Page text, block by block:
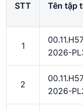
STT
Tên tập
1
2026-
2
2026-